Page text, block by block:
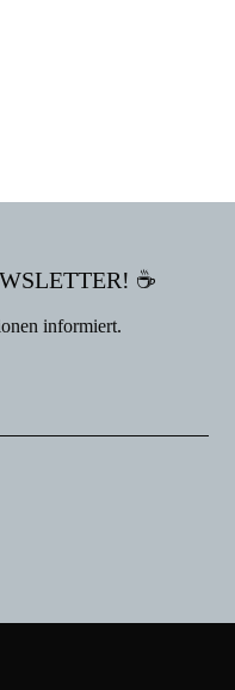
☕
informiert.